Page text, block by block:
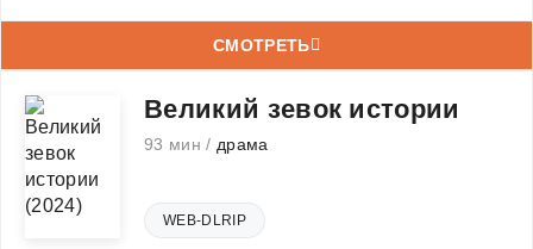
СМОТРЕТЬ
Великий зевок истории
93 мин / драма
WEB-DLRIP